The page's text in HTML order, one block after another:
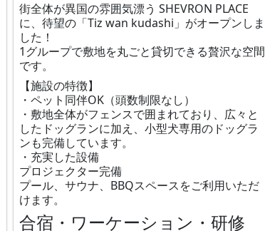
街全体が異国の雰囲気漂う SHEVRON PLACE
に、待望の「Tiz wan kudashi」がオープンしま
した！
1グループで敷地を丸ごと貸切できる贅沢な空間
です。
【施設の特徴】
・ペット同伴OK（頭数制限なし）
・敷地全体がフェンスで囲まれており、広々と
したドッグランに加え、小型犬専用のドッグラ
ンも完備しています。
・充実した設備
プロジェクター完備
プール、サウナ、BBQスペースをご利用いただ
けます。
合宿・ワーケーション・研修